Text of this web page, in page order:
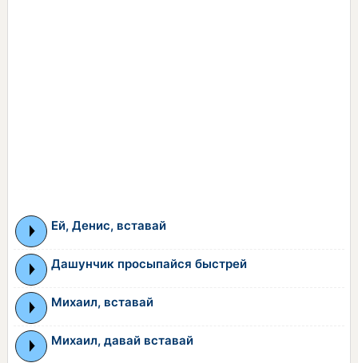
Ей, Денис, вставай
Дашунчик просыпайся быстрей
Михаил, вставай
Михаил, давай вставай